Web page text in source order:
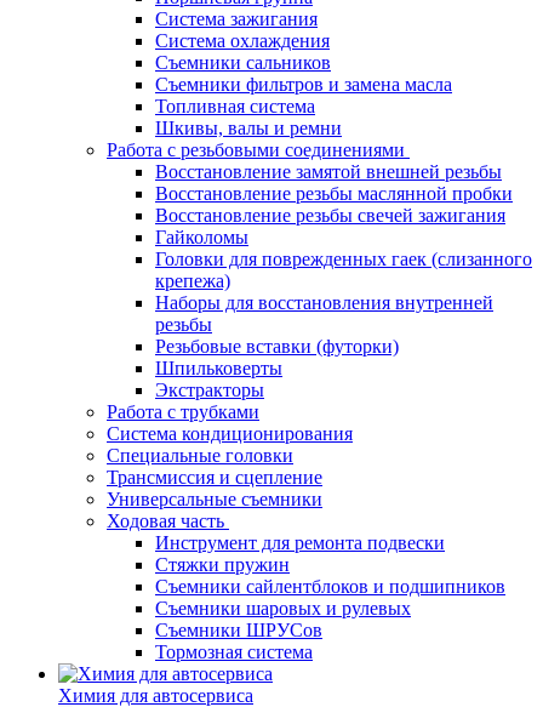
Система зажигания
Система охлаждения
Съемники сальников
Съемники фильтров и замена масла
Топливная система
Шкивы, валы и ремни
Работа с резьбовыми соединениями
Восстановление замятой внешней резьбы
Восстановление резьбы маслянной пробки
Восстановление резьбы свечей зажигания
Гайколомы
Головки для поврежденных гаек (слизанного
крепежа)
Наборы для восстановления внутренней
резьбы
Резьбовые вставки (футорки)
Шпильковерты
Экстракторы
Работа с трубками
Система кондиционирования
Специальные головки
Трансмиссия и сцепление
Универсальные съемники
Ходовая часть
Инструмент для ремонта подвески
Стяжки пружин
Съемники сайлентблоков и подшипников
Съемники шаровых и рулевых
Съемники ШРУСов
Тормозная система
Химия для автосервиса